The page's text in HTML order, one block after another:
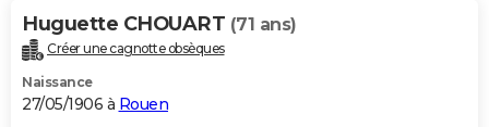
Huguette CHOUART (71 ans)
Créer une cagnotte obsèques
Naissance
27/05/1906 à Rouen